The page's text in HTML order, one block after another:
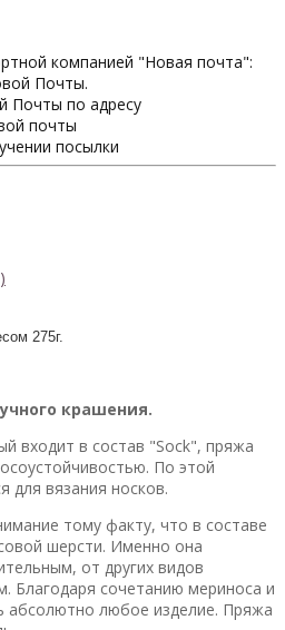
компанией "Новая почта":
Почты.
Почты по адресу
почты
посылки
275г.
крашения.
входит в состав "Sock", пряжа
По этой
для вязания носков.
тому факту, что в составе
шерсти. Именно она
от других видов
Благодаря сочетанию мериноса и
абсолютно любое изделие. Пряжа